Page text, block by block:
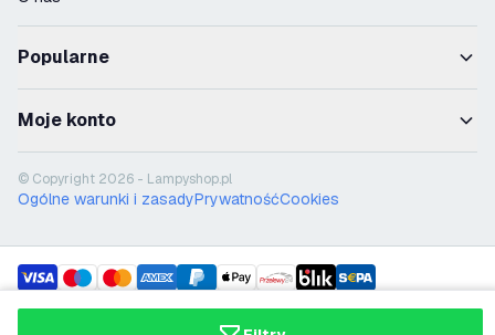
Popularne
Moje konto
© Copyright 2026 - Lampyshop.pl
Ogólne warunki i zasadyPrywatnośćCookies
payment methods
shipment methods